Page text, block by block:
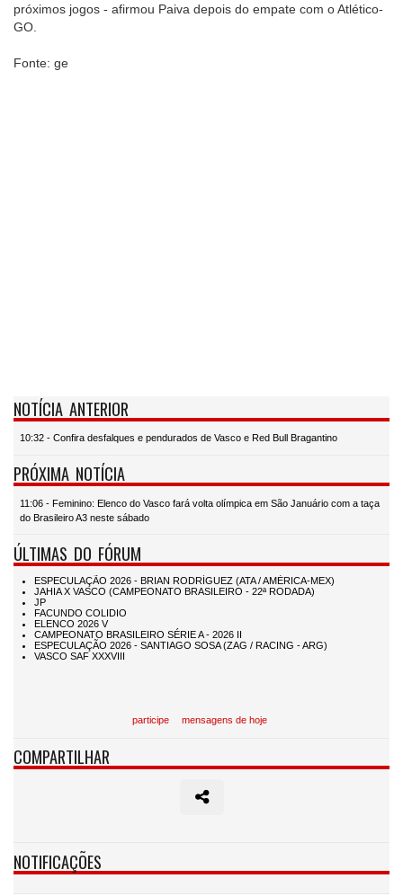
próximos jogos - afirmou Paiva depois do empate com o Atlético-
GO.
Fonte: ge
NOTÍCIA ANTERIOR
10:32 - Confira desfalques e pendurados de Vasco e Red Bull Bragantino
PRÓXIMA NOTÍCIA
11:06 - Feminino: Elenco do Vasco fará volta olímpica em São Januário com a taça
do Brasileiro A3 neste sábado
ÚLTIMAS DO FÓRUM
participe mensagens de hoje
COMPARTILHAR
NOTIFICAÇÕES